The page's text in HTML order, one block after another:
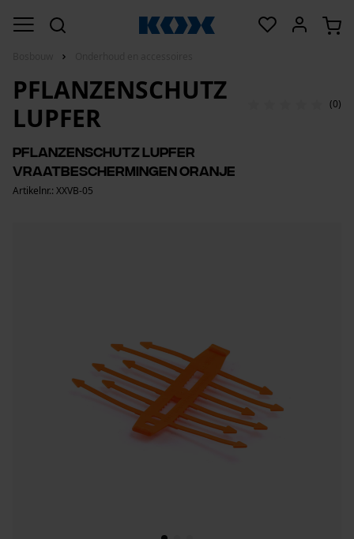
PFLANZENSCHUTZ
LUPFER
(0)
Pflanzenschutz Lupfer
Vraatbeschermingen oranje
Artikelnr.: XXVB-05